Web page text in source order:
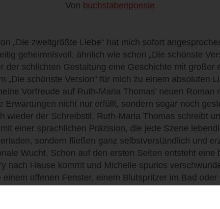
Von buchstabenpoesie
„Die zweitgrößte Liebe“ hat mich sofort
geheimnisvoll, ähnlich wie schon „Die schönste
der schlichten Gestaltung eine Geschichte mit großer
„Die schönste Version“ für mich zu einem absoluten
Vorfreude auf Ruth-Maria Thomas' neuen Roman
Erwartungen nicht nur erfüllt, sondern sogar noch
wieder der Schreibstil. Ruth-Maria Thomas schreibt
einer sprachlichen Präzision, die jede Szene
sondern fließen ganz selbstverständlich und
Wucht. Schon auf den ersten Seiten entsteht eine
nach Hause kommt und Michelle spurlos
einem offenen Fenster, einem Blutspritzer im Bad oder
sich ein immer stärker werdendes Gefühl der
erklärt wird, sondern die Angst gemeinsam mit Henry